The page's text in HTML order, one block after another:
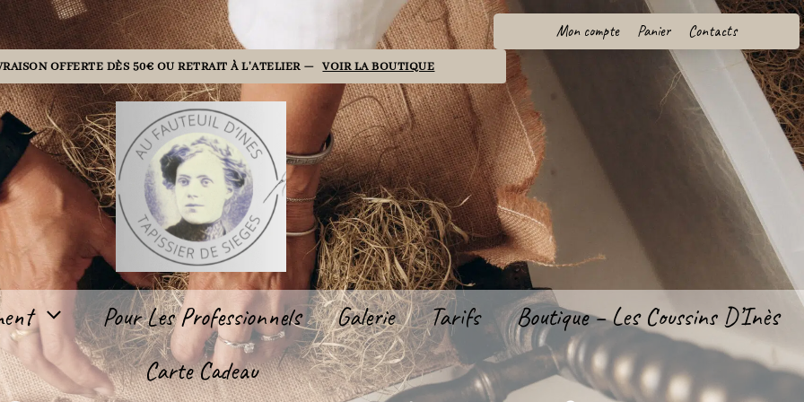
Mon compte Panier Contacts
OFFERTE DÈS 50€ OU RETRAIT À L'ATELIER — VOIR LA BOUTIQUE
Pour Les Professionnels Galerie Tarifs
Boutique – Les Coussins D’Inès
Carte Cadeau